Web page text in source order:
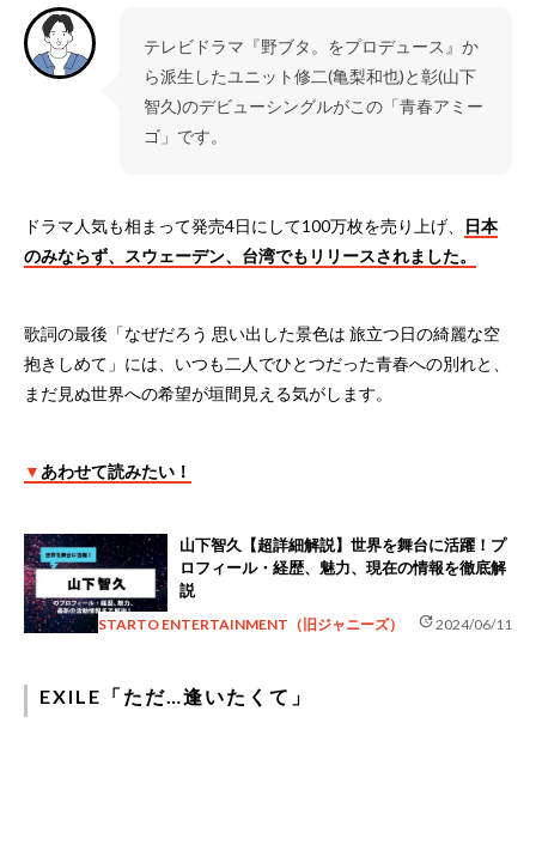
テレビドラマ『野ブタ。をプロデュース』か
ら派生したユニット修二(亀梨和也)と彰(山下
智久)のデビューシングルがこの「青春アミー
ゴ」です。
ドラマ人気も相まって発売4日にして100万枚を売り上げ、
日本
のみならず、スウェーデン、台湾でもリリースされました。
歌詞の最後「なぜだろう 思い出した景色は 旅立つ日の綺麗な空
抱きしめて」には、いつも二人でひとつだった青春への別れと、
まだ見ぬ世界への希望が垣間見える気がします。
▼ あわせて読みたい！
山下智久【超詳細解説】世界を舞台に活躍！プ
ロフィール・経歴、魅力、現在の情報を徹底解
説
STARTO ENTERTAINMENT（旧ジャニーズ） update2024/06/11
EXILE「ただ…逢いたくて」